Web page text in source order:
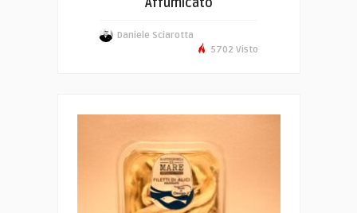
Affumicato
Daniele Sciarotta
5702 Visto